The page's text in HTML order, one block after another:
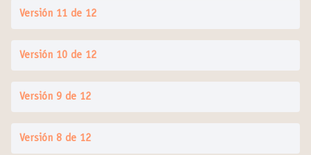
Versión 11 de 12
Versión 10 de 12
Versión 9 de 12
Versión 8 de 12